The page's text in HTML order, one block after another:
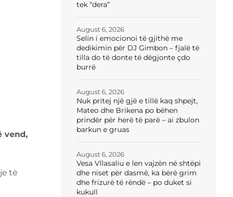
vend,
të
tek “dera”
Selin i emocionoi të gjithë me
dedikimin për DJ Gimbon – fjalë të
tilla do të donte të dëgjonte çdo
burrë
August 6, 2026
Nuk pritej një gjë e tillë kaq shpejt,
Mateo dhe Brikena po bëhen
prindër për herë të parë – ai zbulon
barkun e gruas
August 6, 2026
Vesa Vllasaliu e len vajzën në shtëpi
dhe niset për dasmë, ka bërë grim
dhe frizurë të rëndë – po duket si
kukull
August 6, 2026